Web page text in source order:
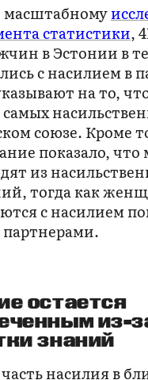
масштабному
статистики,
в Эстонии в
с насилием в
на то,
союзе. Кроме
показало,
из
тогда как
с насилием
остается
из-
знаний
насилия в